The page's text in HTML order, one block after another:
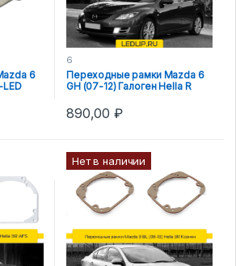
6
LED
6
Переходные рамки Mazda 6
GH (07-12) Галоген Hella R
890,00₽
Нет в наличии